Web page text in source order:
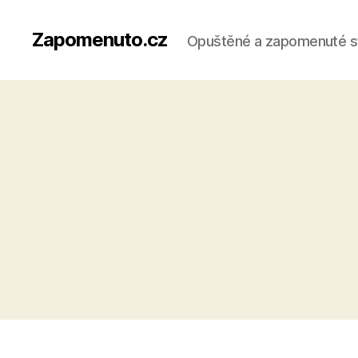
Zapomenuto.cz Opuštěné a zapomenuté